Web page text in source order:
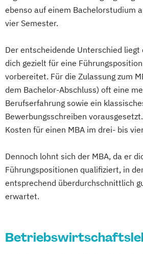
ebenso auf einem Bachelorstudium
vier Semester.
Der entscheidende Unterschied liegt
dich gezielt für eine
vorbereitet. Für die Zulassung zum
dem Bachelor-Abschluss) oft eine
Berufserfahrung sowie ein
Bewerbungsschreiben
Kosten für einen MBA im drei- bis
Dennoch lohnt sich der MBA, da er
Führungspositionen qualifiziert, in
entsprechend überdurchschnittlich
erwartet.